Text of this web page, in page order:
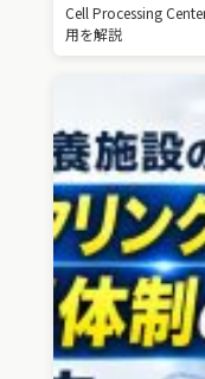
Cell Processing
用を解説